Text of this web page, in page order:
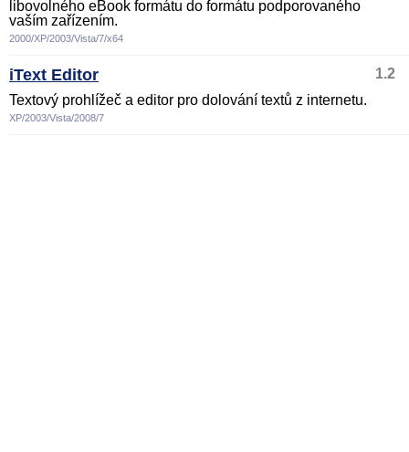
libovolného eBook formátu do formátu podporovaného
vaším zařízením.
2000/XP/2003/Vista/7/x64
iText Editor
1.2
Textový prohlížeč a editor pro dolování textů z internetu.
XP/2003/Vista/2008/7